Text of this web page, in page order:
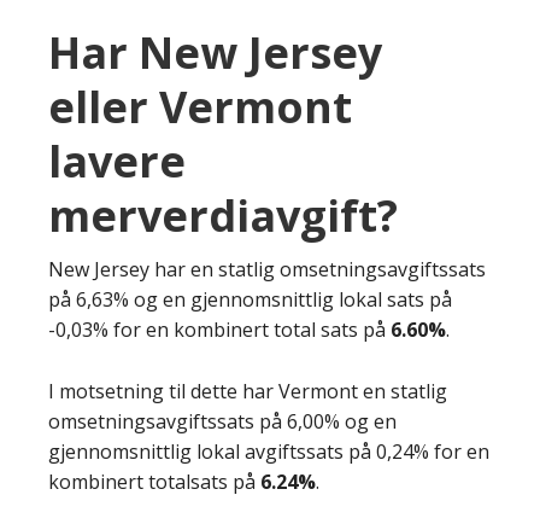
Har New Jersey
eller Vermont
lavere
merverdiavgift?
New Jersey har en statlig omsetningsavgiftssats
på 6,63% og en gjennomsnittlig lokal sats på
-0,03% for en kombinert total sats på 6.60%.
I motsetning til dette har Vermont en statlig
omsetningsavgiftssats på 6,00% og en
gjennomsnittlig lokal avgiftssats på 0,24% for en
kombinert totalsats på 6.24%.